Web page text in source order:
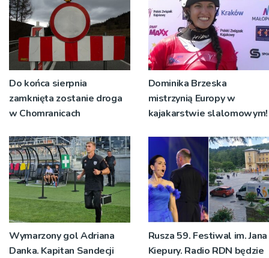
Do końca sierpnia
zamknięta zostanie droga
w Chomranicach
Dominika Brzeska
mistrzynią Europy w
kajakarstwie slalomowym!
Wymarzony gol Adriana
Danka. Kapitan Sandecji
Rusza 59. Festiwal im. Jana
Kiepury. Radio RDN będzie